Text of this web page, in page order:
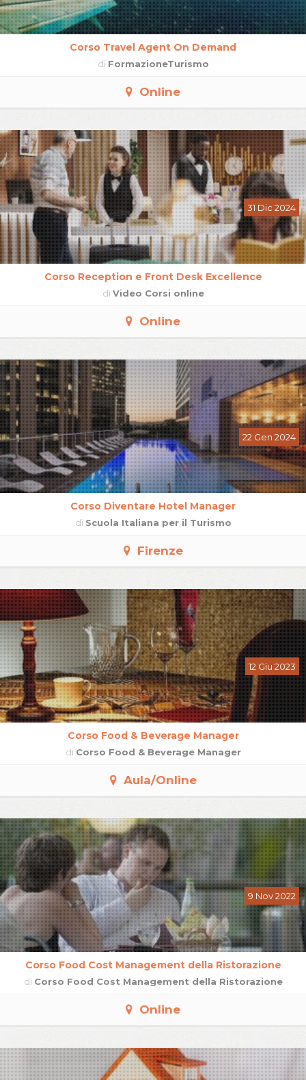
Corso Travel Agent On Demand
di FormazioneTurismo
Online
Corso Reception e Front Desk Excellence
di Video Corsi online
31 Dic 2024
Online
Corso Diventare Hotel Manager
di Scuola Italiana per il Turismo
22 Gen 2024
Firenze
Corso Food & Beverage Manager
di Corso Food & Beverage Manager
12 Giu 2023
Aula/Online
Corso Food Cost Management della Ristorazione
di Corso Food Cost Management della Ristorazione
9 Nov 2022
Online